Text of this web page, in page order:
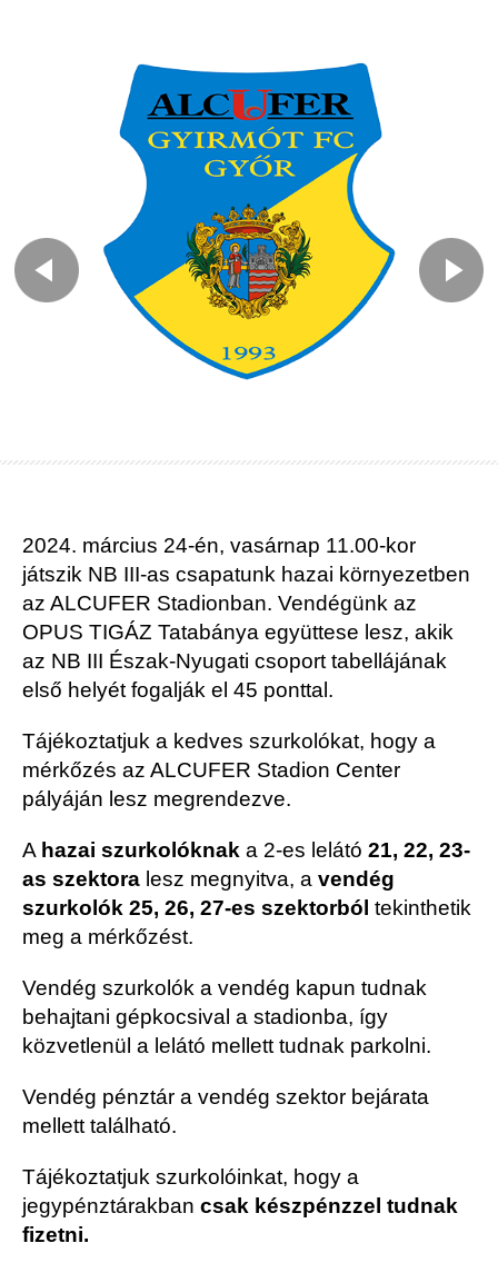
2024. március 24-én, vasárnap 11.00-kor
játszik NB III-as csapatunk hazai környezetben
az ALCUFER Stadionban. Vendégünk az
OPUS TIGÁZ Tatabánya együttese lesz, akik
az NB III Észak-Nyugati csoport tabellájának
első helyét fogalják el 45 ponttal.
Tájékoztatjuk a kedves szurkolókat, hogy a
mérkőzés az ALCUFER Stadion Center
pályáján lesz megrendezve.
A hazai szurkolóknak a 2-es lelátó 21, 22, 23-
as szektora lesz megnyitva, a vendég
szurkolók 25, 26, 27-es szektorból tekinthetik
meg a mérkőzést.
Vendég szurkolók a vendég kapun tudnak
behajtani gépkocsival a stadionba, így
közvetlenül a lelátó mellett tudnak parkolni.
Vendég pénztár a vendég szektor bejárata
mellett található.
Tájékoztatjuk szurkolóinkat, hogy a
jegypénztárakban csak készpénzzel tudnak
fizetni.